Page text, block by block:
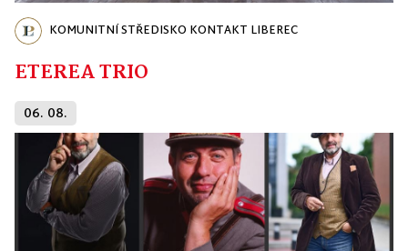
KOMUNITNÍ STŘEDISKO KONTAKT LIBEREC
ETEREA TRIO
06. 08.